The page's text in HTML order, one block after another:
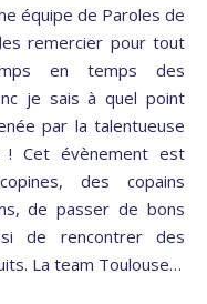
équipe de Paroles de
remercier pour tout
en temps des
je sais à quel point
par la talentueuse
Cet évènement est
des copains
de passer de bons
de rencontrer des
La team Toulouse…